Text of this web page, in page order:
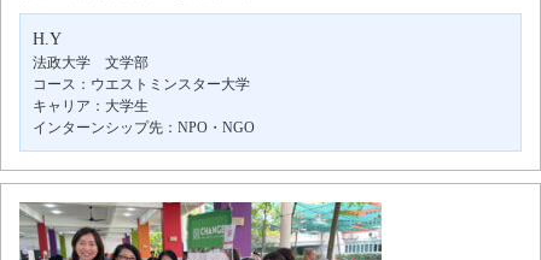
H.Y
法政大学 文学部
コース：ウエストミンスター大学
キャリア：大学生
インターンシップ先：NPO・NGO